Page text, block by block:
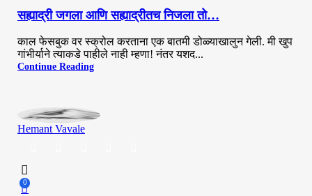
सह्याद्री जगला आणि सह्याद्रीतच निजला तो…
काल फेसबुक वर स्क्रोल करताना एक बातमी डोळ्याखालुन गेली. मी खुप
गांभीर्याने त्याकडे पाहीले नाही म्हणा! नंतर यशद...
Continue Reading
Hemant Vavale
0